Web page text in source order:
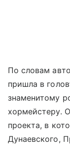
По словам
пришла в
знаменитому
хормейстеру.
проекта, в
Дунаевского,